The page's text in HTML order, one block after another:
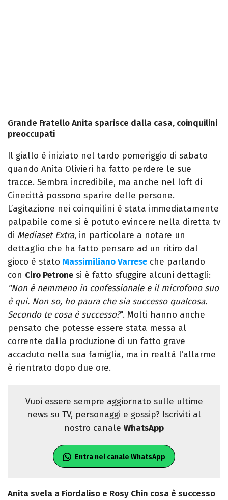
Grande Fratello Anita sparisce dalla casa, coinquilini
preoccupati
Il giallo è iniziato nel tardo pomeriggio di sabato
quando Anita Olivieri ha fatto perdere le sue
tracce. Sembra incredibile, ma anche nel loft di
Cinecittà possono sparire delle persone.
L’agitazione nei coinquilini è stata immediatamente
palpabile come si è potuto evincere nella diretta tv
di Mediaset Extra, in particolare a notare un
dettaglio che ha fatto pensare ad un ritiro dal
gioco è stato Massimiliano Varrese che parlando
con Ciro Petrone si è fatto sfuggire alcuni dettagli:
"Non è nemmeno in confessionale e il microfono suo
è qui. Non so, ho paura che sia successo qualcosa.
Secondo te cosa è successo?". Molti hanno anche
pensato che potesse essere stata messa al
corrente dalla produzione di un fatto grave
accaduto nella sua famiglia, ma in realtà l’allarme
è rientrato dopo due ore.
Vuoi essere sempre aggiornato sulle ultime
news su TV, personaggi e gossip? Iscriviti al
nostro canale WhatsApp
Entra nel canale WhatsApp
Anita svela a Fiordaliso e Rosy Chin cosa è successo